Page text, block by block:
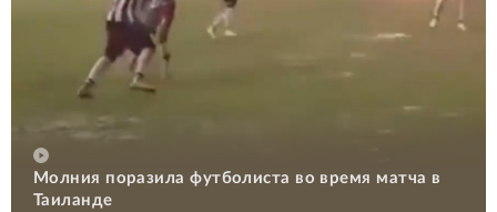
Молния поразила футболиста во время матча в
Таиланде